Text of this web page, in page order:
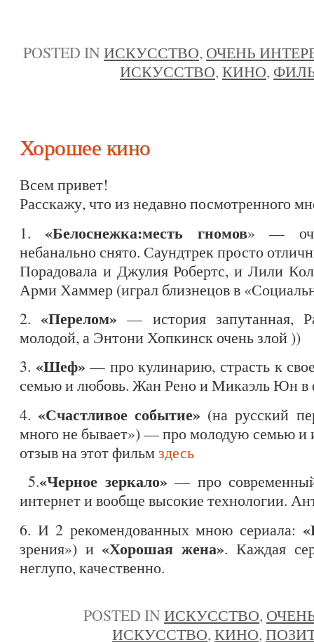
POSTED INИСКУССТВО, ОЧЕНЬ
ИСКУССТВО,КИНО,
Хорошее кино
Всем привет!
Расскажу, что из недавно посмотренного
1.«Белоснежка:месть гномов» —
небанально снято. Саундтрек просто
Порадовала и Джулия Робертс, и Лили
Арми Хаммер (играл близнецов в
2.«Перелом» — история запутанная,
молодой, а Энтони Хопкинск очень злой ))
3. «Шеф» — про кулинарию, страсть к
семью и любовь. Жан Рено и Микаэль Юн в
4.«Счастливое событие» (на русский
много не бывает») — про молодую семью и
отзыв на этот фильмздесь
5.«Черное зеркало» — про
интернет и вообще высокие технологии.
6. И 2 рекомендованных мною сериала:
зрения») и«Хорошая жена». Каждая
неглупо, качественно.
POSTED INИСКУССТВО,
ИСКУССТВО,КИНО,